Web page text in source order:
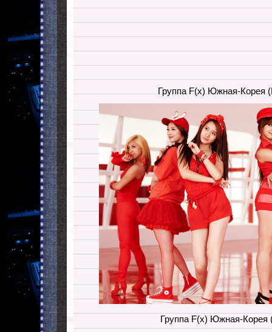
Группа F(x) Южная-Корея
Группа F(x) Южная-Корея